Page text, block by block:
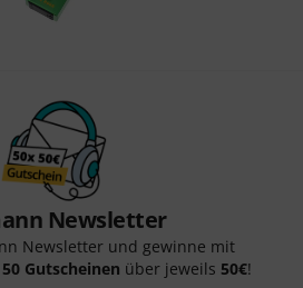
Newsletter
Newsletter und gewinne mit
50 Gutscheinen über jeweils 50€!